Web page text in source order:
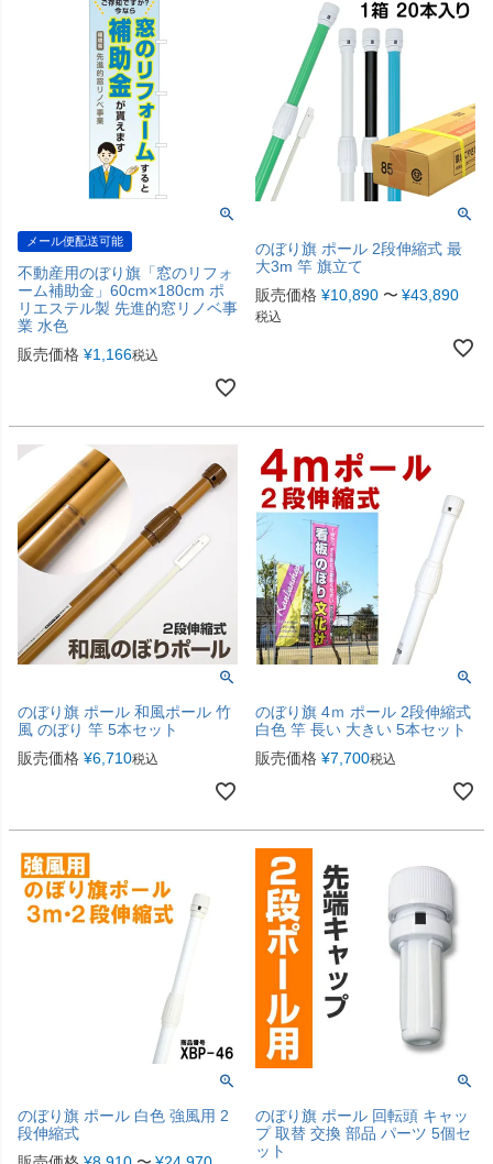
メール便配送可能
不動産用のぼり旗「窓のリフォ
ーム補助金」60cm×180cm ポ
リエステル製 先進的窓リノベ事
業 水色
販売価格 ¥1,166税込
のぼり旗 ポール 2段伸縮式 最
大3m 竿 旗立て
販売価格 ¥10,890 〜 ¥43,890
税込
のぼり旗 ポール 和風ポール 竹
風 のぼり 竿 5本セット
販売価格 ¥6,710税込
のぼり旗 4ｍ ポール 2段伸縮式
白色 竿 長い 大きい 5本セット
販売価格 ¥7,700税込
のぼり旗 ポール 白色 強風用 2
段伸縮式
のぼり旗 ポール 回転頭 キャッ
プ 取替 交換 部品 パーツ 5個セ
ット